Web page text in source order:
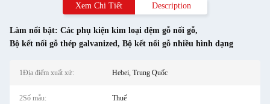
Xem Chi Tiết Description
Làm nổi bật: Các phụ kiện kim loại đệm gỗ nối gỗ,
Bộ kết nối gỗ thép galvanized, Bộ kết nối gỗ nhiều hình dạng
1Địa điểm xuất xứ: Hebei, Trung Quốc
2Số mẫu: Thuế